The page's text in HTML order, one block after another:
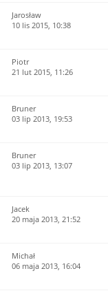
Jarosław
10 lis 2015, 10:38
Piotr
21 lut 2015, 11:26
Bruner
03 lip 2013, 19:53
Bruner
03 lip 2013, 13:07
Jacek
20 maja 2013, 21:52
Michał
06 maja 2013, 16:04